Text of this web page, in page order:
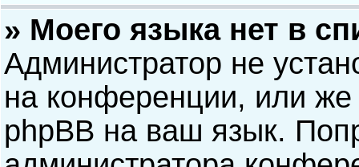
» Моего языка нет в
Администратор не
на конференции, или же
phpBB на ваш язык.